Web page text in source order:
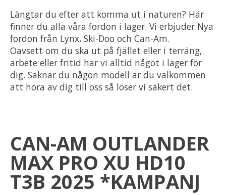
Längtar du efter att komma ut i naturen? Här
finner du alla våra fordon i lager. Vi erbjuder Nya
fordon från Lynx, Ski-Doo och Can-Am.
Oavsett om du ska ut på fjället eller i terräng,
arbete eller fritid har vi alltid något i lager för
dig. Saknar du någon modell är du välkommen
att höra av dig till oss så löser vi säkert det.
CAN-AM OUTLANDER
MAX PRO XU HD10
T3B 2025 *KAMPANJ